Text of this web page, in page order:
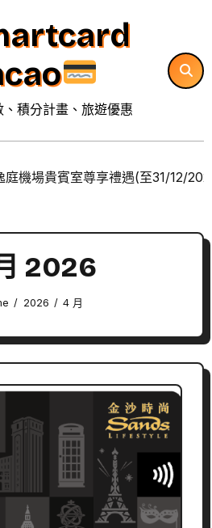
積分計畫、旅遊優惠
庭機場貴賓室尊享禮遇(至31/12/
2026
2026 4 月